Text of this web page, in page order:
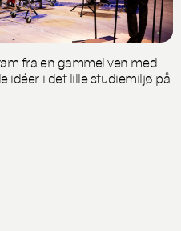
fra en gammel ven med
idéer i det lille studiemiljø på